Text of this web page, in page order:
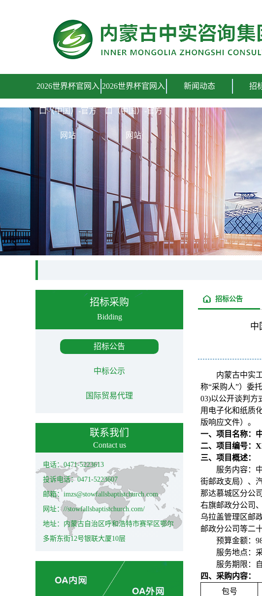
2026世界杯官网入
口（中国）-官方
网站
2026世界杯官网入
口（中国）-官方
网站
新闻动态 招
招标采购
Bidding
招标公告
中标公示
国际贸易代理
联系我们
Contact us
电话：0471-5223613
投诉电话：0471-5223607
邮箱：imzs@stowfallsbaptistchurch.com
网址：//stowfallsbaptistchurch.com/
地址：内蒙古自治区呼和浩特市赛罕区鄂尔
多斯东街12号银联大厦10层
招标公告
中
内蒙古中实
称“采购人”）委
03)以公开谈判方
用电子化和纸质
版响应文件）。
一、项目名称：
二、项目编号：
三、项目概述：
服务内容：
街邮政支局）、
那达慕城区分公
右旗邮政分公司
乌拉盖管理区邮
邮政分公司等二
预算金额：
服务地点：
服务期限：
四、采购内容：
包号